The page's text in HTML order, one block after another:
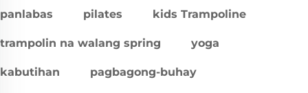
panlabas pilates kids Trampoline
trampolin na walang spring yoga
kabutihan pagbagong-buhay